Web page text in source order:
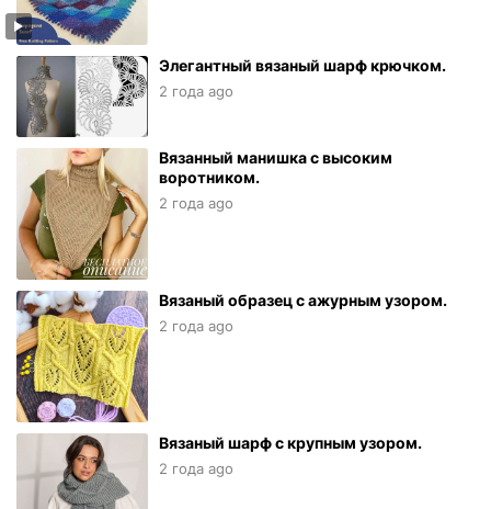
Элегантный вязаный шарф крючком.
2 года ago
Вязанный манишка с высоким
воротником.
2 года ago
Вязаный образец с ажурным узором.
2 года ago
Вязаный шарф с крупным узором.
2 года ago